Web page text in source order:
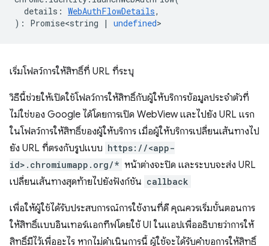
details : WebAuthFlowDetails,
) : Promise<string | undefined>
เริ่มโฟลว์การให้สิทธิ์ที่ URL ที่ระบุ
วิธีนี้ช่วยให้เปิดใช้โฟลว์การให้สิทธิ์กับผู้ให้บริการข้อมูลประจำตัวที่
ไม่ใช่ของ Google ได้โดยการเปิด WebView และไปยัง URL แรก
ในโฟลว์การให้สิทธิ์ของผู้ให้บริการ เมื่อผู้ให้บริการเปลี่ยนเส้นทางไป
ยัง URL ที่ตรงกับรูปแบบ https://<app-
id>.chromiumapp.org/* หน้าต่างจะปิด และระบบจะส่ง URL
เปลี่ยนเส้นทางสุดท้ายไปยังฟังก์ชัน callback
เพื่อให้ผู้ใช้ได้รับประสบการณ์การใช้งานที่ดี คุณควรเริ่มขั้นตอนการ
ให้สิทธิ์แบบอินเทอร์แอกทีฟโดยใช้ UI ในแอปเพื่ออธิบายว่าการให้
สิทธิ์มีไว้เพื่ออะไร หากไม่ดำเนินการนี้ ผู้ใช้จะได้รับคำขอการให้สิทธิ์